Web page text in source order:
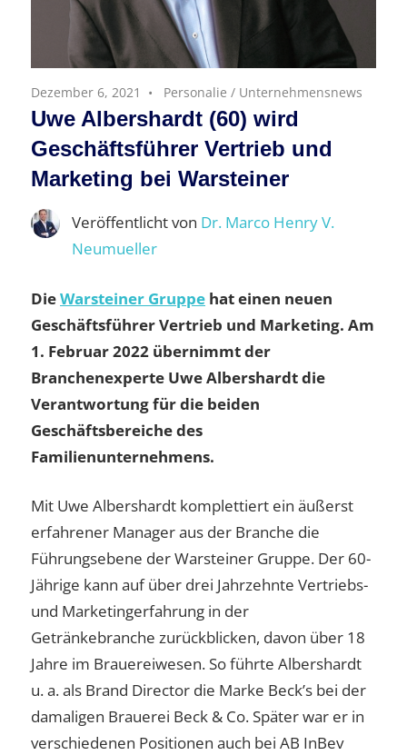
Dezember 6, 2021 Personalie / Unternehmensnews
Uwe Albershardt (60) wird
Geschäftsführer Vertrieb und
Marketing bei Warsteiner
Veröffentlicht von Dr. Marco Henry V.
Neumueller
DieWarsteiner Gruppe hat einen neuen
Geschäftsführer Vertrieb und Marketing. Am
1. Februar 2022 übernimmt der
Branchenexperte Uwe Albershardt die
Verantwortung für die beiden
Geschäftsbereiche des
Familienunternehmens.
Mit Uwe Albershardt komplettiert ein äußerst
erfahrener Manager aus der Branche die
Führungsebene der Warsteiner Gruppe. Der 60-
Jährige kann auf über drei Jahrzehnte Vertriebs-
und Marketingerfahrung in der
Getränkebranche zurückblicken, davon über 18
Jahre im Brauereiwesen. So führte Albershardt
u. a. als Brand Director die Marke Beck’s bei der
damaligen Brauerei Beck & Co. Später war er in
verschiedenen Positionen auch bei AB InBev